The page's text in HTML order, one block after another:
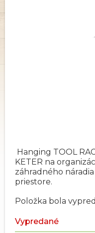
Vypredané
Položka bola
Hanging TOOL
KETER na
záhradného
priestore.